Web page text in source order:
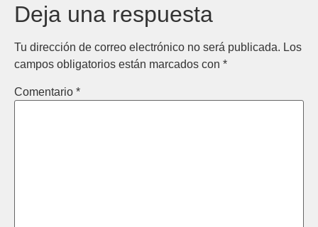
Deja una respuesta
Tu dirección de correo electrónico no será publicada. Los
campos obligatorios están marcados con *
Comentario *